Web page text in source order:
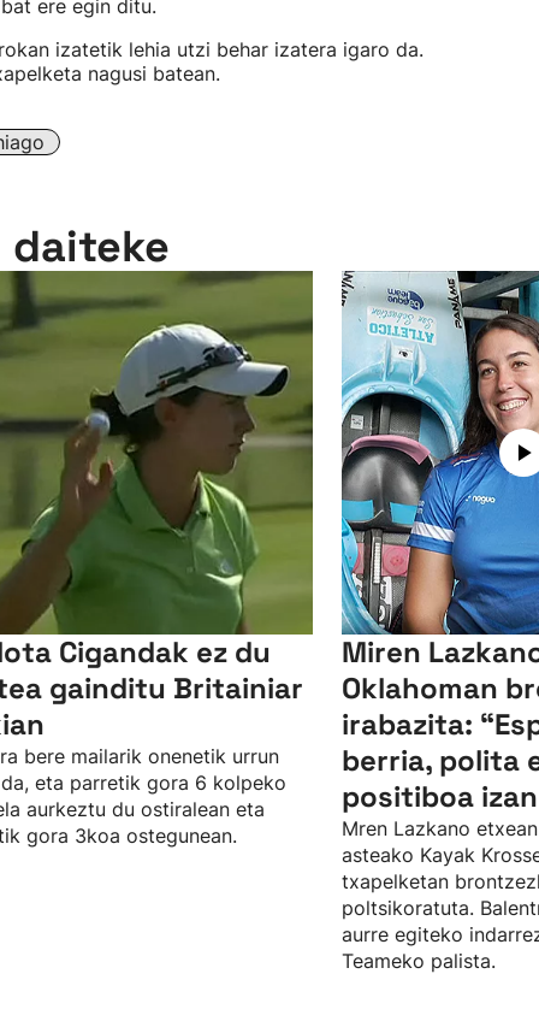
ere egin ditu.
izatetik lehia utzi behar izatera igaro da.
nagusi batean.
daiteke
Cigandak ez du
gainditu Britainiar
bere mailarik onenetik urrun
eta parretik gora 6 kolpeko
aurkeztu du ostiralean eta
gora 3koa ostegunean.
Miren
Oklahoman
irabazita:
berria, polita
positiboa
Mren Lazkano
asteako Kayak
txapelketan
poltsikoratuta.
aurre egiteko
Teameko palista.